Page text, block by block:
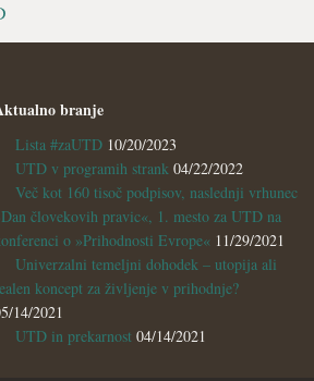
branje
Lista #zaUTD 10/20/2023
UTD v programih strank 04/22/2022
Več kot 160 tisoč podpisov, naslednji vrhunec
človekovih pravic«, 1. mesto za UTD na
o »Prihodnosti Evrope« 11/29/2021
Univerzalni temeljni dohodek – utopija ali
koncept za življenje v prihodnje?
14/2021
UTD in prekarnost 04/14/2021